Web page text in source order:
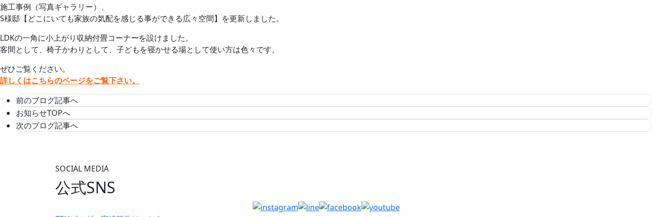
施工事例（写真ギャラリー）、
S様邸【どこにいても家族の気配を感じる事ができる広々空間】を更新しました。
LDKの一角に小上がり収納付畳コーナーを設けました。
客間として、椅子かわりとして、子どもを寝かせる場として使い方は色々です。
ぜひご覧ください。
詳しくはこちらのページをご覧下さい。
前のブログ記事へ
お知らせTOPへ
次のブログ記事へ
SOCIAL MEDIA
公式SNS